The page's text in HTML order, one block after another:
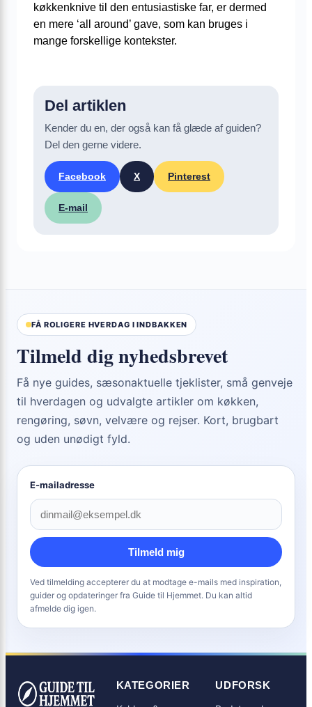
køkkenknive til den entusiastiske far, er dermed
en mere ‘all around’ gave, som kan bruges i
mange forskellige kontekster.
Del artiklen
Kender du en, der også kan få glæde af guiden?
Del den gerne videre.
Facebook X Pinterest
E-mail
FÅ ROLIGERE HVERDAG I INDBAKKEN
Tilmeld dig nyhedsbrevet
Få nye guides, sæsonaktuelle tjeklister, små genveje
til hverdagen og udvalgte artikler om køkken,
rengøring, søvn, velvære og rejser. Kort, brugbart
og uden unødigt fyld.
E-mailadresse
Tilmeld mig
Ved tilmelding accepterer du at modtage e-mails med inspiration,
guider og opdateringer fra Guide til Hjemmet. Du kan altid
afmelde dig igen.
KATEGORIER
UDFORSK